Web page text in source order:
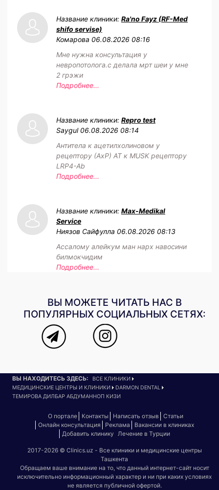
Название клиники: Ra'no Fayz (RF-Med
shifo servise)
Комарова 06.08.2026 08:16
Мне нужна консультация у
невропотолога.с делала мрт шеи у мне
2 грэжи
Подробнее...
Название клиники: Repro test
Saygul 06.08.2026 08:14
Антитела к ацетилхолиновом у
рецептору (АхР) АТ к MUSK рецептору
LRP4-Ab
Подробнее...
Название клиники: Max-Medikal
Service
Ниязов Сайфулла 06.08.2026 08:13
Ассалому алейкум ман нарх навосини
билмокчидим
Подробнее...
ВЫ МОЖЕТЕ ЧИТАТЬ НАС В
ПОПУЛЯРНЫХ СОЦИАЛЬНЫХ СЕТЯХ:
ВЫ НАХОДИТЕСЬ ЗДЕСЬ:
ВСЕ КЛИНИКИ
МЕДИЦИНСКИЕ ЦЕНТРЫ И КЛИНИКИ
DARMON DENTAL
ТЕМИРОВА ДИЛБАР АБДУМАННОП КИЗИ
О портале Контакты Написать отзыв
Статьи
Онлайн консультация
Реклама
Вакансии в клиниках
Добавить клинику
Лечение в Турции
2017-2026 © Clinics.uz - Все клиники и медицинские центры
Ташкента
Обращаем ваше внимание на то, что данный интернет-сайт носит
исключительно информационный характер и ни при каких условиях
не является публичной офертой.